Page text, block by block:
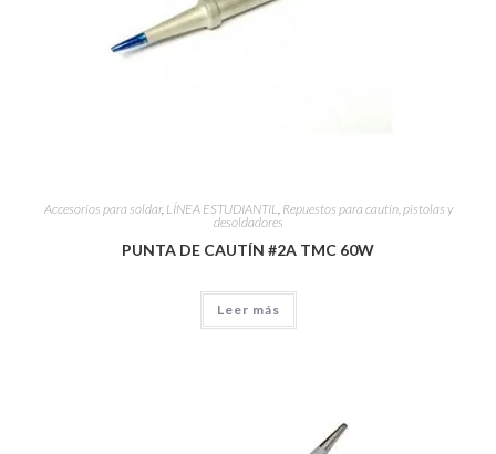
Accesorios para soldar, LÍNEA ESTUDIANTIL, Repuestos para cautín, pistolas y
desoldadores
PUNTA DE CAUTÍN #2A TMC 60W
Leer más